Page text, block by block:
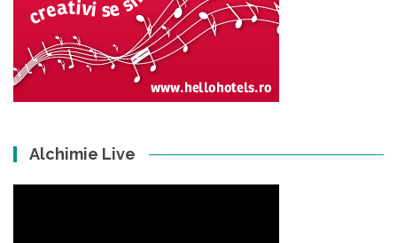
Alchimie Live